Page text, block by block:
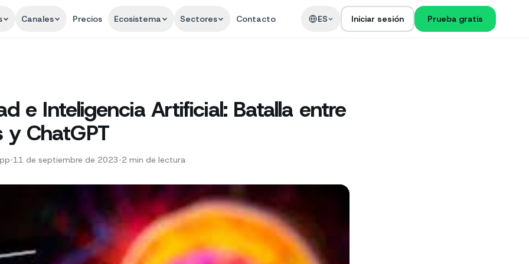
Canales Precios Ecosistema Sectores Contacto ES Iniciar sesión Prueba gratis
e Inteligencia Artificial: Batalla entre
y ChatGPT
•11 de septiembre de 2023•2 min de lectura